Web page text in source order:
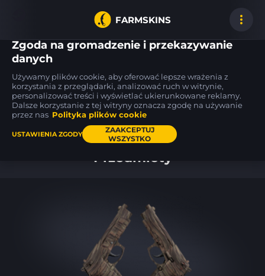
FARMSKINS
27
Desert Eagle
Serpent Strike FT 27
USP-S
Flashback BS
Desert Eagle
Serpent Strike
Przedmioty
Zgoda na gromadzenie i przekazywanie
danych
Używamy plików cookie, aby oferować lepsze wrażenia z
korzystania z przeglądarki, analizować ruch w witrynie,
personalizować treści i wyświetlać ukierunkowane reklamy.
Dalsze korzystanie z tej witryny oznacza zgodę na używanie
przez nas Polityka plików cookie
USTAWIENIA ZGODY
ZAAKCEPTUJ
WSZYSTKO